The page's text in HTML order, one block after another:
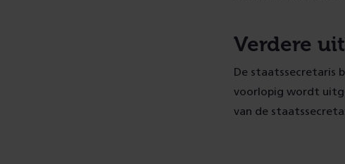
Verdere
De staatssecretaris
voorlopig wordt
van de